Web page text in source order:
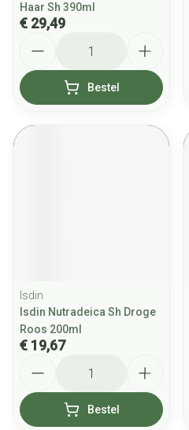
Haar Sh 390ml
€ 29,49
Bestel
Isdin
Isdin Nutradeica Sh Droge
Roos 200ml
€ 19,67
Bestel